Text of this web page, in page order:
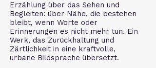
Erzählung über das Sehen und
Begleiten: über Nähe, die bestehen
bleibt, wenn Worte oder
Erinnerungen es nicht mehr tun. Ein
Werk, das Zurückhaltung und
Zärtlichkeit in eine kraftvolle,
urbane Bildsprache übersetzt.